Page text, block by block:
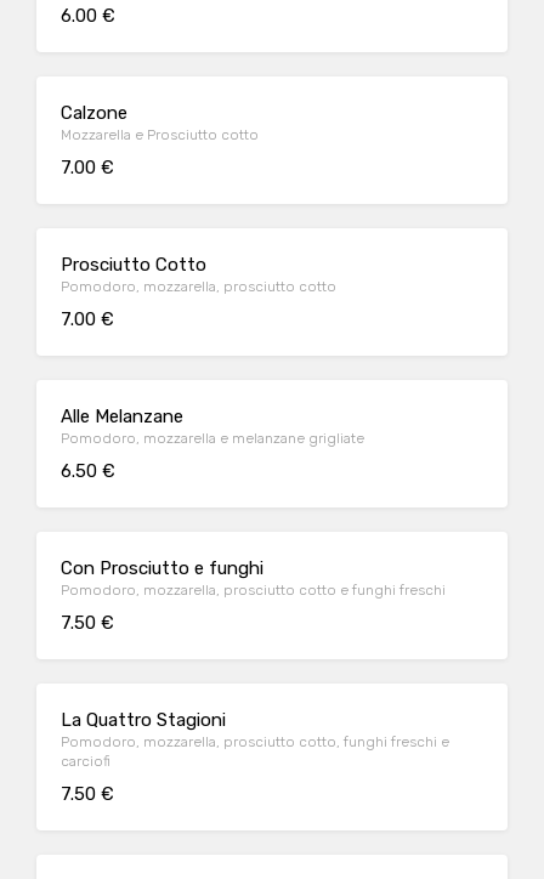
6.00 €
Calzone
Mozzarella e Prosciutto cotto
7.00 €
Prosciutto Cotto
Pomodoro, mozzarella, prosciutto cotto
7.00 €
Alle Melanzane
Pomodoro, mozzarella e melanzane grigliate
6.50 €
Con Prosciutto e funghi
Pomodoro, mozzarella, prosciutto cotto e funghi freschi
7.50 €
La Quattro Stagioni
Pomodoro, mozzarella, prosciutto cotto, funghi freschi e
carciofi
7.50 €